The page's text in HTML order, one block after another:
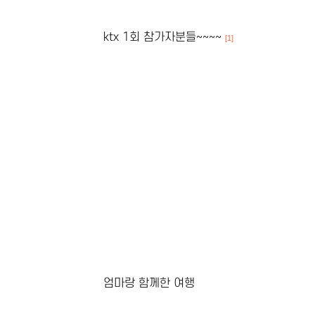
ktx 1회 참가자분들~~~~ [1]
엄마랑 함께한 여행